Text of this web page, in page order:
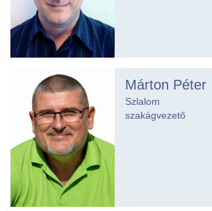
Márton Péter
Szlalom
szakágvezető